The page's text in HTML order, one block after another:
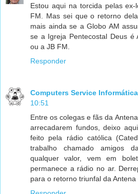
Estou aqui na torcida pelas
FM. Mas sei que o retorno
mais ainda se a Globo AM
se a Igreja Pentecostal Deus é
ou a JB FM.
Responder
Computers Service Informática
10:51
Entre os colegas e fãs da
arrecadarem fundos, deixo
feito pela rádio católica
trabalho chamado amigos
qualquer valor, vem em
permanece a rádio no ar.
para o retorno triunfal da Antena